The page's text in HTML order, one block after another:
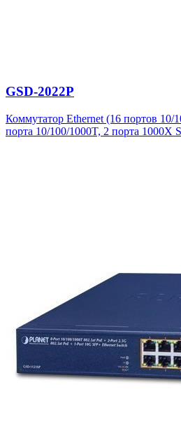
GSD-2022P
Коммутатор Ethernet (16 портов 10/
порта 10/100/1000T, 2 порта 1000X